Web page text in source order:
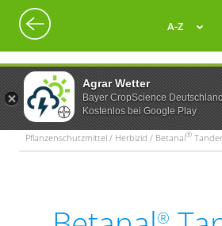
Agrar Wetter
Bayer CropScience
Kostenlos bei Google Play
A-Z
Pflanzenschutzmittel / Herbizid / Betanal®
®